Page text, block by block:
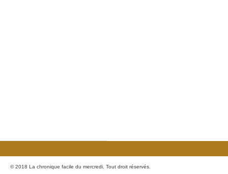
© 2018 La chronique facile du mercredi. Tout droit réservés.